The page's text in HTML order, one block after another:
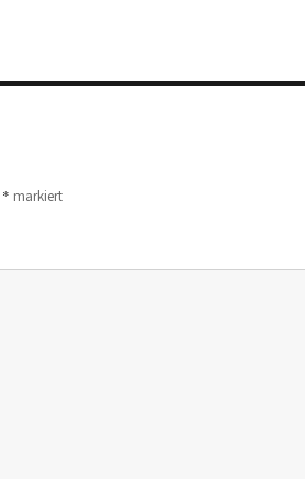
* markiert